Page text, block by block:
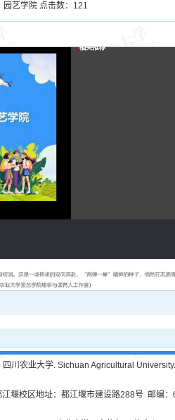
艺学院 点击数： 121
川农业大学. Sichuan Agricultural
堰校区地址：都江堰市建设路288号 邮编